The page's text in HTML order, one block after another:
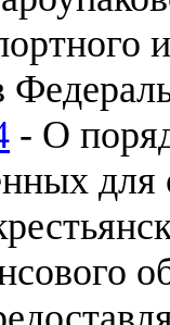
- О
для